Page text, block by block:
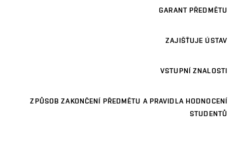
GARANT PŘEDMĚTU
ZAJIŠŤUJE ÚSTAV
VSTUPNÍ ZNALOSTI
ZPŮSOB ZAKONČENÍ PŘEDMĚTU A PRAVIDLA HODNOCENÍ
STUDENTŮ